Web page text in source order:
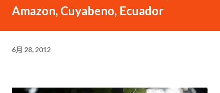
Amazon, Cuyabeno, Ecuador
6月 28, 2012